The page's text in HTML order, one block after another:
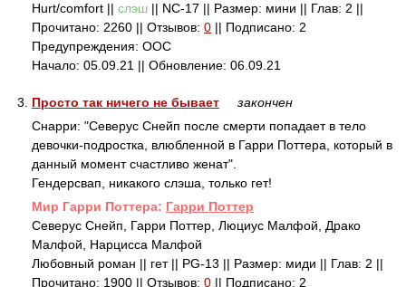
Hurt/comfort || слэш || NC-17 || Размер: мини || Глав: 2 ||
Прочитано: 2260 || Отзывов: 0 || Подписано: 2
Предупреждения: ООС
Начало: 05.09.21 || Обновление: 06.09.21
3. Просто так ничего не бывает
закончен
Снарри: "Северус Снейп после смерти попадает в тело
девочки-подростка, влюбленной в Гарри Поттера, который в
данный момент счастливо женат".
Гендерсвап, никакого слэша, только гет!
Mир Гарри Поттера: Гарри Поттер
Северус Снейп, Гарри Поттер, Люциус Малфой, Драко
Малфой, Нарцисса Малфой
Любовный роман || гет || PG-13 || Размер: миди || Глав: 2 ||
Прочитано: 1900 || Отзывов: 0 || Подписано: 2